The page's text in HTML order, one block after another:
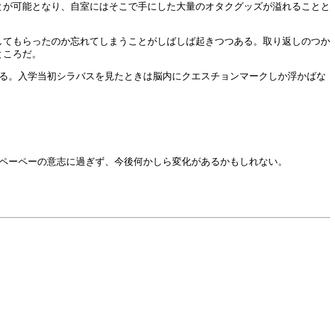
可能となり、自室にはそこで手にした大量のオタクグッズが溢れることと
もらったのか忘れてしまうことがしばしば起きつつある。取り返しのつか
ろだ。
入学当初シラバスを見たときは脳内にクエスチョンマークしか浮かばな
ペーの意志に過ぎず、今後何かしら変化があるかもしれない。